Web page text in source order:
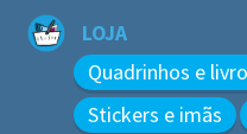
LOJA
Quadrinhos e
Stickers e imãs